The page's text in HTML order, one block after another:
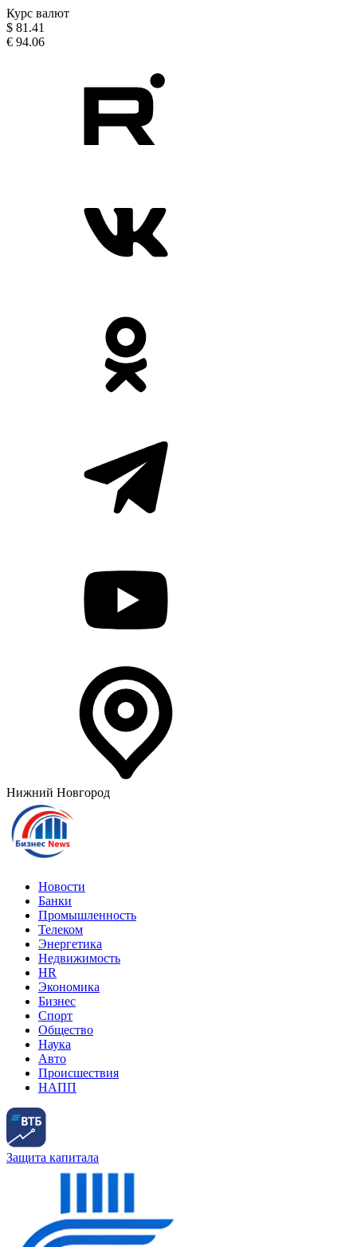
Курс валют
$ 81.41
€ 94.06
Нижний Новгород
Новости
Банки
Промышленность
Телеком
Энергетика
Недвижимость
HR
Экономика
Бизнес
Спорт
Общество
Наука
Авто
Происшествия
НАПП
Защита капитала